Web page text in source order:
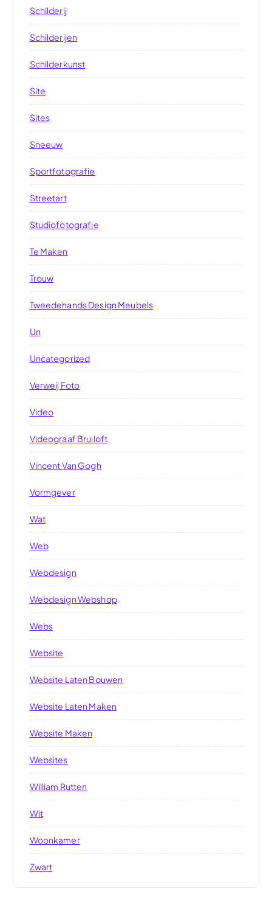
Schilderij
Schilderijen
Schilderkunst
Site
Sites
Sneeuw
Sportfotografie
Streetart
Studiofotografie
Te Maken
Trouw
Tweedehands Design Meubels
Un
Uncategorized
Verweij Foto
Video
Videograaf Bruiloft
Vincent Van Gogh
Vormgever
Wat
Web
Webdesign
Webdesign Webshop
Webs
Website
Website Laten Bouwen
Website Laten Maken
Website Maken
Websites
William Rutten
Wit
Woonkamer
Zwart